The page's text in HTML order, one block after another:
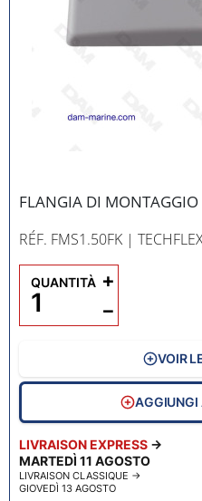
FLANGIA DI
RÉF. FMS1.50FK |
LIVRAISON EXPRESS →
MARTEDÌ 11 AGOSTO
LIVRAISON CLASSIQUE →
GIOVEDÌ 13 AGOSTO
QUANTITÀ
−
+
VOIR
AGGIUNGI